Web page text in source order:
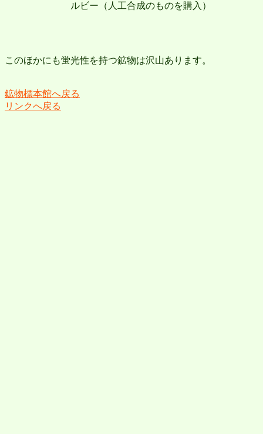
ルビー（人工合成のものを購入）
このほかにも蛍光性を持つ鉱物は沢山あります。
鉱物標本館へ戻る
リンクへ戻る